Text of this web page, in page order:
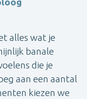
alles wat je
banale
die je
aan een aantal
kiezen we